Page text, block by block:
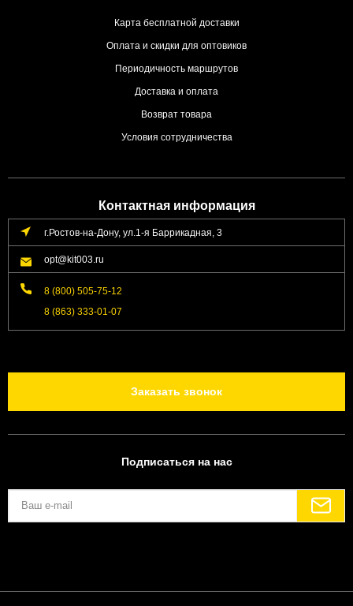
Карта бесплатной доставки
Оплата и скидки для оптовиков
Периодичность маршрутов
Доставка и оплата
Возврат товара
Условия сотрудничества
Контактная информация
г.Ростов-на-Дону, ул.1-я Баррикадная, 3
opt@kit003.ru
8 (800) 505-75-12
8 (863) 333-01-07
Заказать звонок
Подписаться на нас